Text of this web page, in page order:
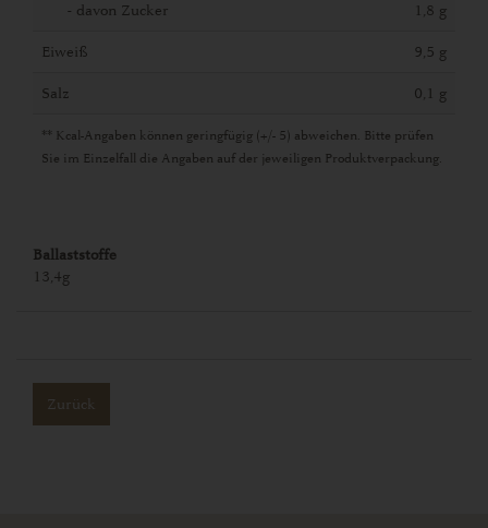
- davon Zucker 1,8 g
Eiweiß 9,5 g
Salz 0,1 g
** Kcal-Angaben können geringfügig (+/- 5) abweichen. Bitte prüfen
Sie im Einzelfall die Angaben auf der jeweiligen Produktverpackung.
Ballaststoffe
13,4g
Zurück